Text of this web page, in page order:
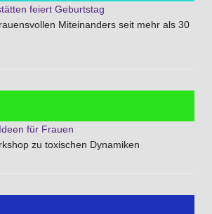
feiert Geburtstag
Miteinanders seit mehr als 30
für Frauen
zu toxischen Dynamiken